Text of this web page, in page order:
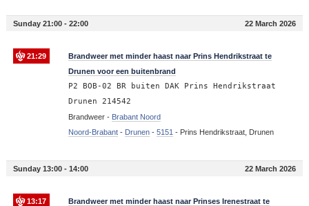
Sunday 21:00 - 22:00 22 March 2026
21:29
Brandweer met minder haast naar Prins Hendrikstraat te
Drunen voor een buitenbrand
P2 BOB-02 BR buiten DAK Prins Hendrikstraat
Drunen 214542
Brandweer - Brabant Noord
Noord-Brabant- Drunen- 5151 - Prins Hendrikstraat, Drunen
Sunday 13:00 - 14:00 22 March 2026
13:17
Brandweer met minder haast naar Prinses Irenestraat te